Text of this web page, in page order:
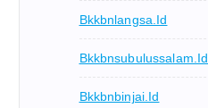
Bkkbnlangsa.id
Bkkbnsubulussalam.id
Bkkbnbinjai.id